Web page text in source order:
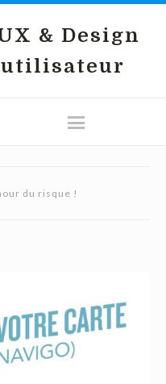
& Design
utilisateur
du risque !